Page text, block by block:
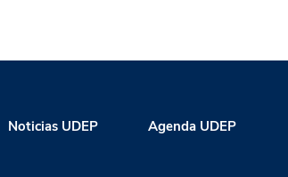
Noticias UDEP Agenda UDEP